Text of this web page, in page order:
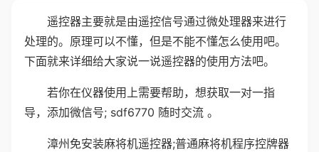
遥控器主要就是由遥控信号通过微处理器来进行
处理的。原理可以不懂，但是不能不懂怎么使用吧。
下面就来详细给大家说一说遥控器的使用方法吧。
若你在仪器使用上需要帮助，想获取一对一指
导，添加微信号; sdf6770 随时交流 。
漳州免安装麻将机遥控器;普通麻将机程序控牌器